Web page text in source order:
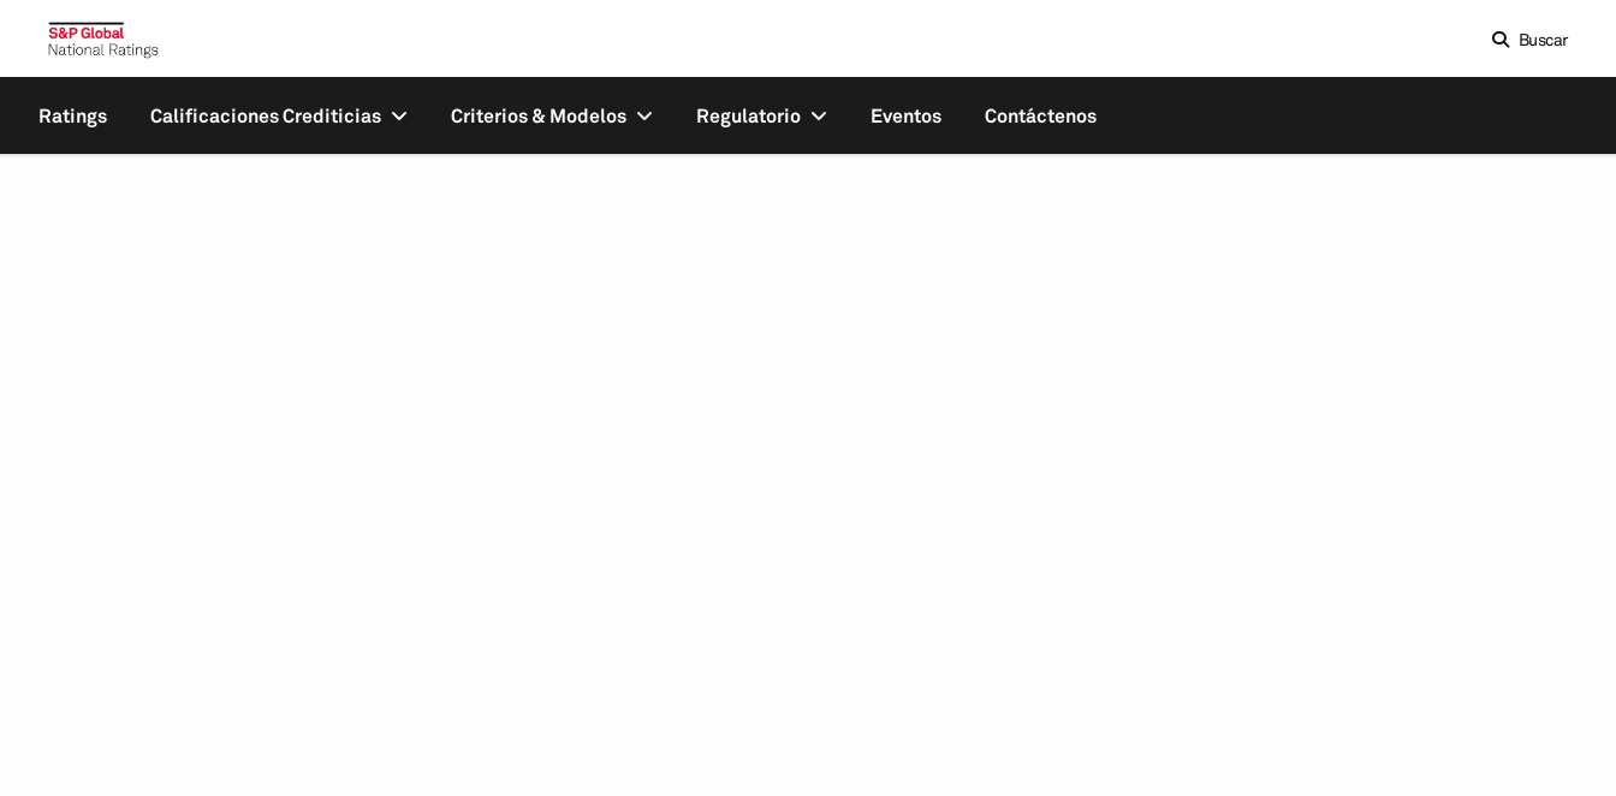
Buscar
Ratings Calificaciones Crediticias Criterios & Modelos Regulatorio Eventos Contáctenos